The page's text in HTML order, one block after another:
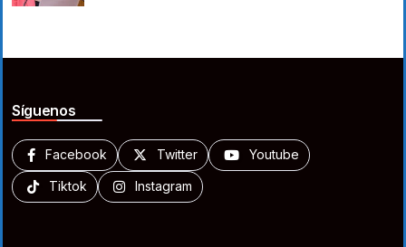
Síguenos
Facebook Twitter Youtube
Tiktok Instagram